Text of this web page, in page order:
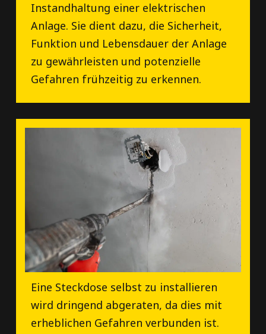
Instandhaltung einer elektrischen
Anlage. Sie dient dazu, die Sicherheit,
Funktion und Lebensdauer der Anlage
zu gewährleisten und potenzielle
Gefahren frühzeitig zu erkennen.
Eine Steckdose selbst zu installieren
wird dringend abgeraten, da dies mit
erheblichen Gefahren verbunden ist.